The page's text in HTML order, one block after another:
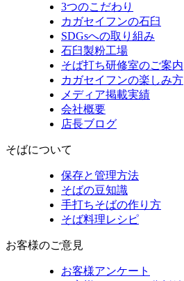
3つのこだわり
カガセイフンの石臼
SDGsへの取り組み
石臼製粉工場
そば打ち研修室のご案内
カガセイフンの楽しみ方
メディア掲載実績
会社概要
店長ブログ
そばについて
保存と管理方法
そばの豆知識
手打ちそばの作り方
そば料理レシピ
お客様のご意見
お客様アンケート